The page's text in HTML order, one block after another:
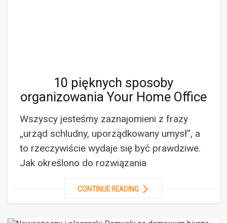
10 pięknych sposoby
organizowania Your Home Office
Wszyscy jesteśmy zaznajomieni z frazy
„urząd schludny, uporządkowany umysł”, a
to rzeczywiście wydaje się być prawdziwe.
Jak określono do rozwiązania
CONTINUE READING